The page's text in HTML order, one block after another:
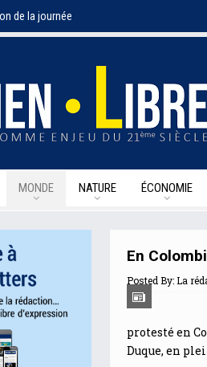
de la journée
MONDE NATURE ÉCONOMIE
En
Posted By:La
protesté en
Duque, en